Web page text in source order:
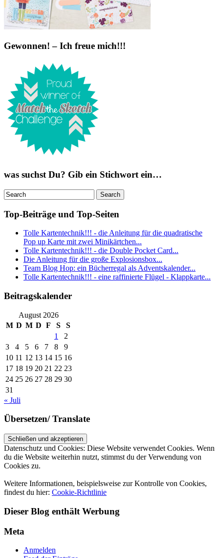
Gewonnen! – Ich freue mich!!!
was suchst Du? Gib ein Stichwort ein…
Top-Beiträge und Top-Seiten
Tolle Kartentechnik!!! - die Anleitung für die quadratische
Pop up Karte mit zwei Minikärtchen...
Tolle Kartentechnik!!! - die Double Pocket Card...
Die Anleitung für die große Explosionsbox...
Team Blog Hop: ein Bücherregal als Adventskalender...
Tolle Kartentechnik!!! - eine raffinierte Flügel - Klappkarte...
Beitragskalender
August 2026
M D M D F S
S
1
2
3
4 5 6 7 8
9
10 11 12 13 14 15 16
17 18 19 20 21 22 23
24 25 26 27 28 29 30
31
« Juli
Übersetzen/ Translate
Datenschutz und Cookies: Diese Website verwendet Cookies. Wenn
du die Website weiterhin nutzt, stimmst du der Verwendung von
Cookies zu.
Weitere Informationen, beispielsweise zur Kontrolle von Cookies,
findest du hier: Cookie-Richtlinie
Dieser Blog enthält Werbung
Meta
Anmelden